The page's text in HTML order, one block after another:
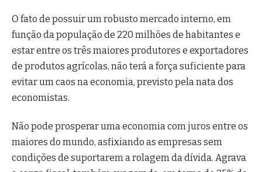
O fato de possuir um robusto mercado interno, em
função da população de 220 milhões de habitantes e
estar entre os três maiores produtores e exportadores
de produtos agrícolas, não terá a força suficiente para
evitar um caos na economia, previsto pela nata dos
economistas.
Não pode prosperar uma economia com juros entre os
maiores do mundo, asfixiando as empresas sem
condições de suportarem a rolagem da dívida. Agrava